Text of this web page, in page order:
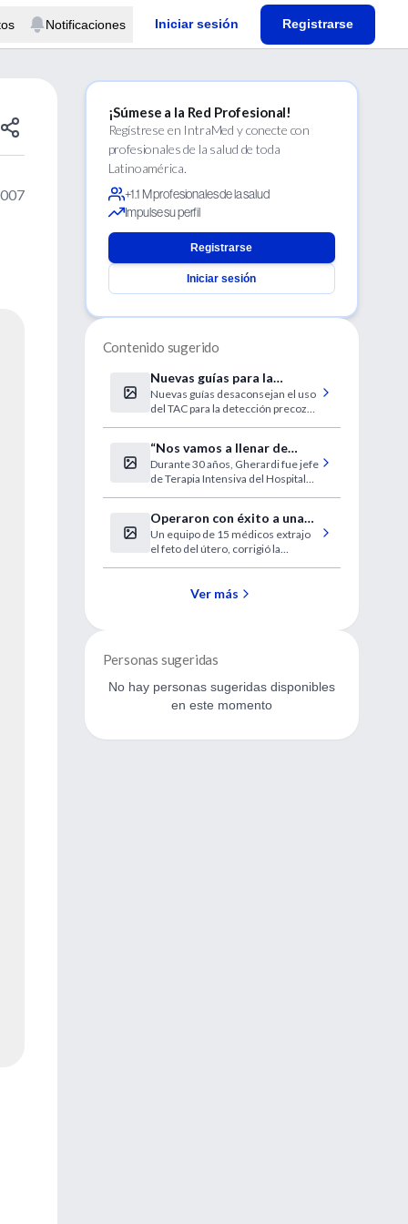
Notificaciones Iniciar sesión Registrarse
¡Súmese a la Red Profesional!
Regístrese en IntraMed y conecte con
profesionales de la salud de toda
Latinoamérica.
+1.1 M profesionales de la salud
Impulse su perfil
Registrarse
Iniciar sesión
Contenido sugerido
Nuevas guías para la
detección del cáncer de
pulmón
Nuevas guías desaconsejan el uso
del TAC para la detección precoz
“Nos vamos a llenar de
enfermos en estado
vegetativo”
Durante 30 años, Gherardi fue jefe
de Terapia Intensiva del Hospital
Operaron con éxito a una
beba durante su gestación
Un equipo de 15 médicos extrajo
el feto del útero, corrigió la
perfecto estado de salud.
Ver más
Personas sugeridas
No hay personas sugeridas disponibles
en este momento